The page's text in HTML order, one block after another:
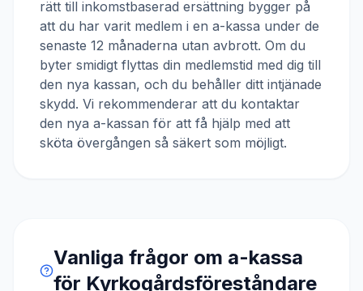
rätt till inkomstbaserad ersättning bygger på
att du har varit medlem i en a-kassa under de
senaste 12 månaderna utan avbrott. Om du
byter smidigt flyttas din medlemstid med dig till
den nya kassan, och du behåller ditt intjänade
skydd. Vi rekommenderar att du kontaktar
den nya a-kassan för att få hjälp med att
sköta övergången så säkert som möjligt.
Vanliga frågor om a-kassa
för Kyrkogårdsföreståndare